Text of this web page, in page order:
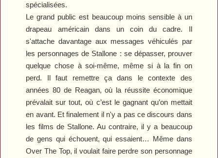
spécialisées.
Le grand public est beaucoup moins sensible à un
drapeau américain dans un coin du cadre. Il
s'attache davantage aux messages véhiculés par
les personnages de Stallone : se dépasser, prouver
quelque chose à soi-même, même si à la fin on
perd. Il faut remettre ça dans le contexte des
années 80 de Reagan, où la réussite économique
prévalait sur tout, où c’est le gagnant qu’on mettait
en avant. Et finalement il n'y a pas ce discours dans
les films de Stallone. Au contraire, il y a beaucoup
de gens qui échouent, qui essaient… Même dans
Over The Top, il voulait faire perdre son personnage